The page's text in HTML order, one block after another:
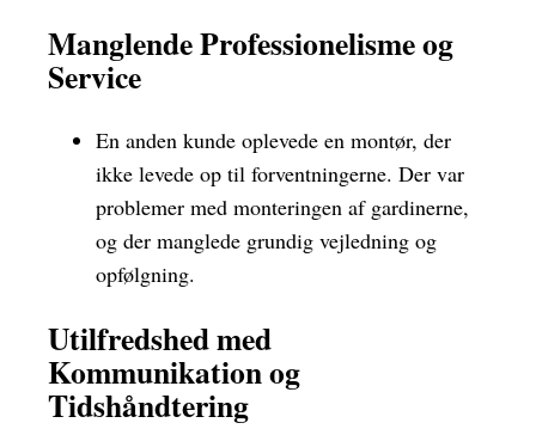
Manglende Professionelisme og
Service
En anden kunde oplevede en montør, der
ikke levede op til forventningerne. Der var
problemer med monteringen af gardinerne,
og der manglede grundig vejledning og
opfølgning.
Utilfredshed med
Kommunikation og
Tidshåndtering